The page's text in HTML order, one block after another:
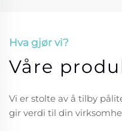
Hva gjør vi?
Våre
Vi er stolte av å tilby
gir verdi til din